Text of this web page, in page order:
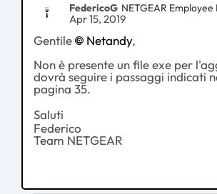
FedericoG NETGEAR
Apr 15, 2019
Gentile Netandy,
Non è presente un file exe per
dovrà seguire i passaggi indicati
pagina 35.
Saluti
Federico
Team NETGEAR